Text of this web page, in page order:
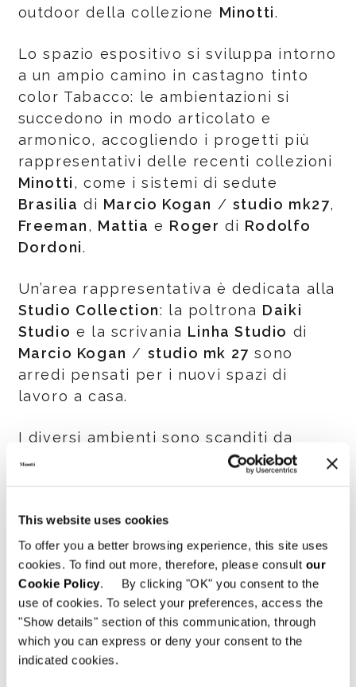
This website uses cookies
To offer you a better browsing experience, this site uses
cookies. To find out more, therefore, please consult our
Cookie Policy. By clicking "OK" you consent to the
use of cookies. To select your preferences, access the
"Show details" section of this communication, through
which you can express or deny your consent to the
indicated cookies.
outdoor della collezione Minotti.
Lo spazio espositivo si sviluppa intorno
a un ampio camino in castagno tinto
color Tabacco: le ambientazioni si
succedono in modo articolato e
armonico, accogliendo i progetti più
rappresentativi delle recenti collezioni
Minotti, come i sistemi di sedute
Brasilia di Marcio Kogan / studio mk27,
Freeman, Mattia e Roger di Rodolfo
Dordoni.
Un’area rappresentativa è dedicata alla
Studio Collection: la poltrona Daiki
Studio e la scrivania Linha Studio di
Marcio Kogan / studio mk 27 sono
arredi pensati per i nuovi spazi di
lavoro a casa.
I diversi ambienti sono scanditi da
grandi portali in black mirror e sistemi
elegante filtro tra i vari setting.
Un nuovo allestimento che trasmette la
cura dei dettagli del brand, con una
forte attenzione al lifestyle: una design
destination che rispetta appieno lo
stile Minotti.